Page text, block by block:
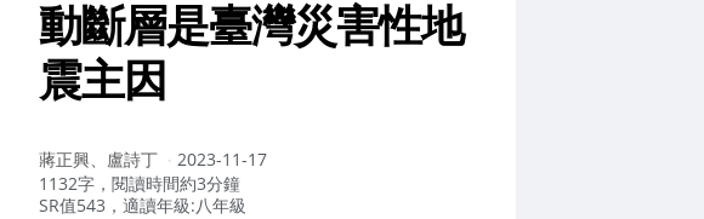
動斷層是臺灣災害性地
震主因
作
者：
蔣正興、盧詩丁
2023-11-17
1132字，閱讀時間約3分鐘
SR值543，適讀年級:八年級